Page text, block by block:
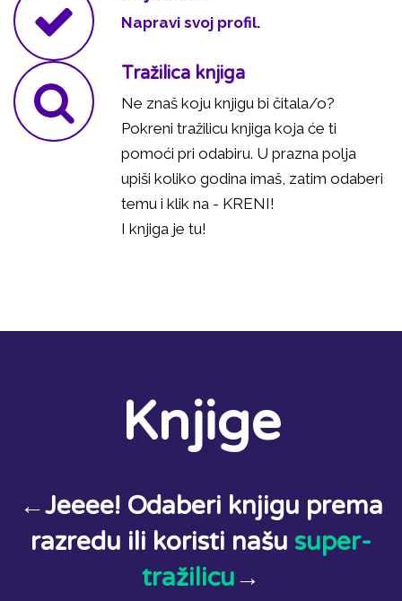
Napravi svoj profil.
Tražilica knjiga
Ne znaš koju knjigu bi čitala/o?
Pokreni tražilicu knjiga koja će ti
pomoći pri odabiru. U prazna polja
upiši koliko godina imaš, zatim odaberi
temu i klik na - KRENI!
I knjiga je tu!
Knjige
←Jeeee! Odaberi knjigu prema
razredu ili koristi našu super-
tražilicu→